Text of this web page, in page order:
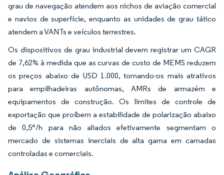
grau de navegação atendem aos nichos de aviação comercial
e navios de superfície, enquanto as unidades de grau tático
atendem a VANTs e veículos terrestres.
Os dispositivos de grau industrial devem registrar um CAGR
de 7,62% à medida que as curvas de custo de MEMS reduzem
os preços abaixo de USD 1.000, tornando-os mais atrativos
para empilhadeiras autônomas, AMRs de armazém e
equipamentos de construção. Os limites de controle de
exportação que proíbem a estabilidade de polarização abaixo
de 0,5°/h para não aliados efetivamente segmentam o
mercado de sistemas inerciais de alta gama em camadas
controladas e comerciais.